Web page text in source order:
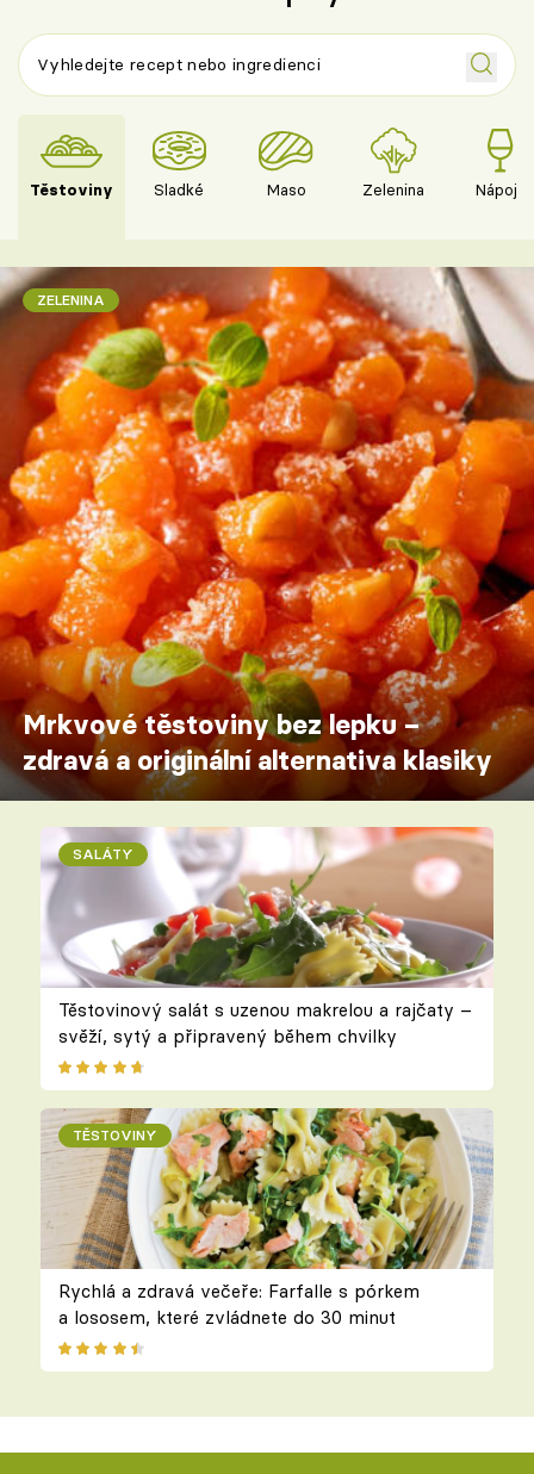
Těstoviny Sladké Maso Zelenina Nápoje
ZELENINA
Mrkvové těstoviny bez lepku –
zdravá a originální alternativa klasiky
SALÁTY
Těstovinový salát s uzenou makrelou a rajčaty –
svěží, sytý a připravený během chvilky
TĚSTOVINY
Rychlá a zdravá večeře: Farfalle s pórkem
a lososem, které zvládnete do 30 minut